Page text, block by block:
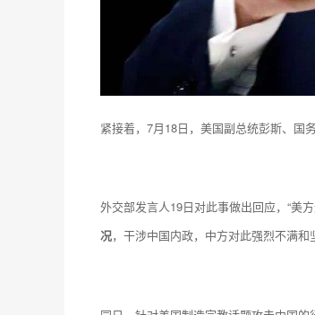
紧接着，7月18日，美国副总统彭斯、国
外交部发言人19日对此事做出回应，“美
况，干涉中国内政，中方对此强烈不满